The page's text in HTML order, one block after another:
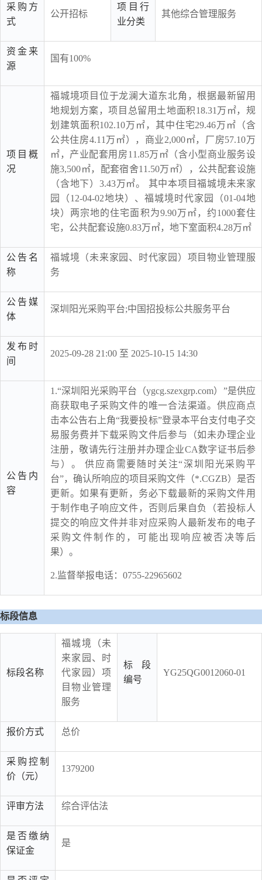
采购方
式
公开招标
项目行
业分类
其他综合管理服务
资金来
源
国有100%
项目概
况
福城境项目位于龙澜大道东北角，根据最新留用
地规划方案，项目总留用土地面积18.31万㎡，规
划建筑面积102.10万㎡，其中住宅29.46万㎡（含
公共住房4.11万㎡），商业2,000㎡，厂房57.10万
㎡，产业配套用房11.85万㎡（含小型商业服务设
施3,500㎡，配套宿舍11.50万㎡），公共配套设施
（含地下）3.43万㎡。 其中本项目福城境未来家
园（12-04-02地块）、福城境时代家园（01-04地
块）两宗地的住宅面积为9.90万㎡，约1000套住
宅，公共配套设施0.83万㎡，地下室面积4.28万㎡
公告名
称
福城境（未来家园、时代家园）项目物业管理服
务
公告媒
体
深圳阳光采购平台;中国招投标公共服务平台
发布时
间
2025-09-28 21:00 至 2025-10-15 14:30
公告内
容
1.“深圳阳光采购平台（ygcg.szexgrp.com）”是供应
商获取电子采购文件的唯一合法渠道。供应商点
击本公告右上角“我要投标”登录本平台支付电子交
易服务费并下载采购文件后参与（如未办理企业
注册，敬请先行注册并办理企业CA数字证书后参
与）。 供应商需要随时关注“深圳阳光采购平
台”，确认所响应的项目采购文件（*.CGZB）是否
更新。如果有更新，务必下载最新的采购文件用
于制作电子响应文件，否则后果自负（若投标人
提交的响应文件并非对应采购人最新发布的电子
采购文件制作的，可能出现响应被否决等后
果）。
2.监督举报电话：0755-22965602
标段信息
标段名称
福城境（未
来家园、时
代家园）项
目物业管理
服务
标段
编号
YG25QG0012060-01
报价方式 总价
采购控制
价（元）
1379200
评审方法 综合评估法
是否缴纳
保证金
是